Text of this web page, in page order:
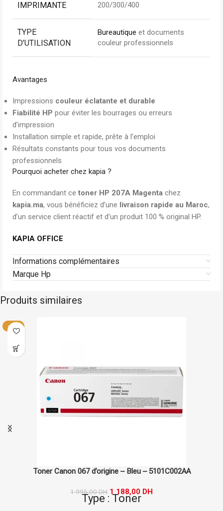
IMPRIMANTE 200/300/400
TYPE
D’UTILISATION
Bureautique et documents
couleur professionnels
Avantages
Impressions couleur éclatante et durable
Fiabilité HP pour éviter les bourrages ou erreurs
d’impression
Installation simple et rapide, prête à l’emploi
Résultats constants pour tous vos documents
professionnels
Pourquoi acheter chez kapia ?
En commandant ce toner HP 207A Magenta chez
kapia.ma, vous bénéficiez d’une livraison rapide au Maroc,
d’un service client réactif et d’un produit 100 % original HP.
KAPIA OFFICE
Informations complémentaires
Marque Hp
Produits similaires
-40%
Toner Canon 067 d’origine – Bleu – 5101C002AA
Canon
1 995,00DH 1 188,00 DH
Type : Toner